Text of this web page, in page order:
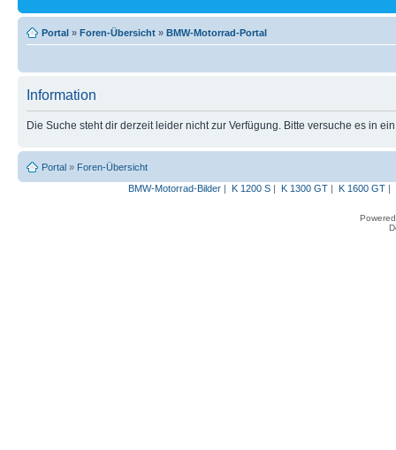
Portal » Foren-Übersicht » BMW-Motorrad-Portal
Information
Die Suche steht dir derzeit leider nicht zur Verfügung. Bitte versuche es in
Portal » Foren-Übersicht
BMW-Motorrad-Bilder| K 1200 S| K 1300 GT| K 1600 GT|